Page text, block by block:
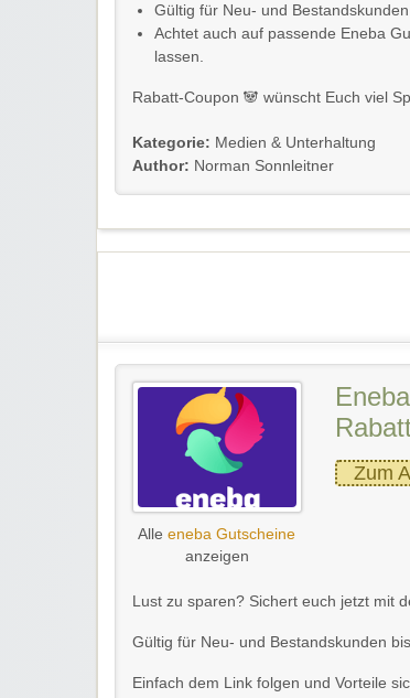
Gültig für Neu- und
Achtet auch auf passende Eneba
lassen.
Rabatt-Coupon 🐼 wünscht Euch viel
Kategorie: Medien & Unterhaltung
Author: Norman Sonnleitner
Alleeneba Gutscheine
anzeigen
Zum
Lust zu sparen? Sichert euch jetzt mit
Gültig für Neu- und Bestandskunden
Einfach dem Link folgen und Vorteile